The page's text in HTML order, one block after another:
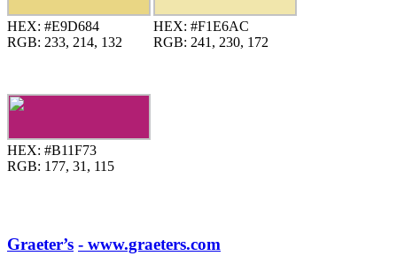
HEX: #E9D684
RGB: 233, 214, 132
HEX: #F1E6AC
RGB: 241, 230, 172
HEX: #B11F73
RGB: 177, 31, 115
Graeter’s - www.graeters.com